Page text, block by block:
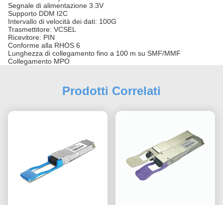
Segnale di alimentazione 3.3V
Supporto DDM I2C
Intervallo di velocità dei dati: 100G
Trasmettitore: VCSEL
Ricevitore: PIN
Conforme alla RHOS 6
Lunghezza di collegamento fino a 100 m su SMF/MMF
Collegamento MPO
Prodotti Correlati